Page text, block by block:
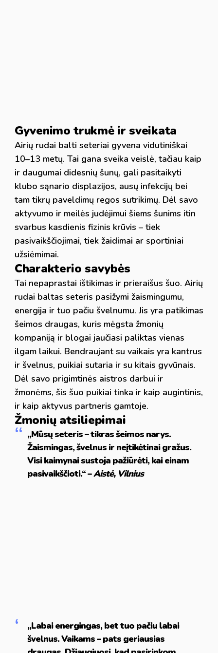
Gyvenimo trukmė ir sveikata
Airių rudai balti seteriai gyvena vidutiniškai
10–13 metų. Tai gana sveika veislė, tačiau kaip
ir daugumai didesnių šunų, gali pasitaikyti
klubo sąnario displazijos, ausų infekcijų bei
tam tikrų paveldimų regos sutrikimų. Dėl savo
aktyvumo ir meilės judėjimui šiems šunims itin
svarbus kasdienis fizinis krūvis – tiek
pasivaikščiojimai, tiek žaidimai ar sportiniai
užsiėmimai.
Charakterio savybės
Tai nepaprastai ištikimas ir prieraišus šuo. Airių
rudai baltas seteris pasižymi žaismingumu,
energija ir tuo pačiu švelnumu. Jis yra patikimas
šeimos draugas, kuris mėgsta žmonių
kompaniją ir blogai jaučiasi paliktas vienas
ilgam laikui. Bendraujant su vaikais yra kantrus
ir švelnus, puikiai sutaria ir su kitais gyvūnais.
Dėl savo prigimtinės aistros darbui ir
žmonėms, šis šuo puikiai tinka ir kaip augintinis,
ir kaip aktyvus partneris gamtoje.
Žmonių atsiliepimai
„Mūsų seteris – tikras šeimos narys.
Žaismingas, švelnus ir neįtikėtinai gražus.
Visi kaimynai sustoja pažiūrėti, kai einam
pasivaikščioti.“ –Aistė, Vilnius
„Labai energingas, bet tuo pačiu labai
švelnus. Vaikams – pats geriausias